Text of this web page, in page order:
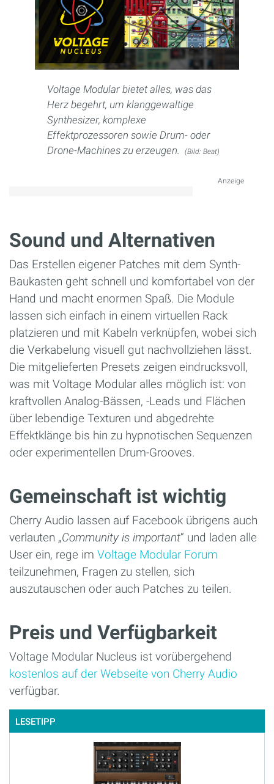
Voltage Modular bietet alles, was das
Herz begehrt, um klanggewaltige
Synthesizer, komplexe
Effektprozessoren sowie Drum- oder
Drone-Machines zu erzeugen.
(Bild: Beat)
Anzeige
Sound und Alternativen
Das Erstellen eigener Patches mit dem Synth-
Baukasten geht schnell und komfortabel von der
Hand und macht enormen Spaß. Die Module
lassen sich einfach in einem virtuellen Rack
platzieren und mit Kabeln verknüpfen, wobei sich
die Verkabelung visuell gut nachvollziehen lässt.
Die mitgelieferten Presets zeigen eindrucksvoll,
was mit Voltage Modular alles möglich ist: von
kraftvollen Analog-Bässen, -Leads und Flächen
über lebendige Texturen und abgedrehte
Effektklänge bis hin zu hypnotischen Sequenzen
oder experimentellen Drum-Grooves.
Gemeinschaft ist wichtig
Cherry Audio lassen auf Facebook übrigens auch
verlauten „Community is important“ und laden alle
User ein, rege im Voltage Modular Forum
teilzunehmen, Fragen zu stellen, sich
auszutauschen oder auch Patches zu teilen.
Preis und Verfügbarkeit
Voltage Modular Nucleus ist vorübergehend
kostenlos auf der Webseite von Cherry Audio
verfügbar.
LESETIPP